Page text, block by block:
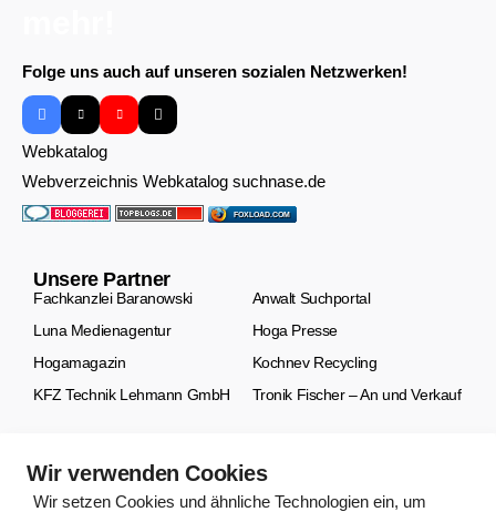
Folge uns auch auf unseren sozialen Netzwerken!
Webkatalog
Webverzeichnis Webkatalog suchnase.de
FOXLOAD.COM
Unsere Partner
Fachkanzlei Baranowski
Anwalt Suchportal
Luna Medienagentur
Hoga Presse
Hogamagazin
Kochnev Recycling
KFZ Technik Lehmann GmbH
Tronik Fischer – An und Verkauf
Bleiben Sie mit uns in Verbindung.
Abonnieren Sie unseren Newsletter, um unsere neuesten
Wir verwenden Cookies
Wir setzen Cookies und ähnliche Technologien ein, um